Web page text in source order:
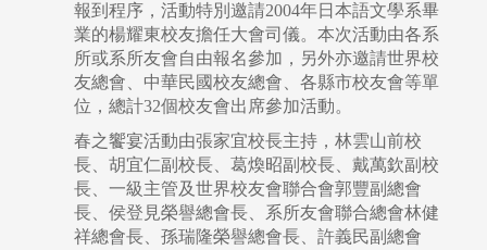
報到程序，活動特別邀請2004年日本語文學系畢
業的楊耀東校友擔任大會司儀。本次活動由各系
所或系所友會自由報名參加，另外亦邀請世界校
友總會、中華民國校友總會、各縣市校友會等單
位，總計32個校友會出席參加活動。
春之饗宴活動由張家宜校長主持，林雲山前校
長、胡宜仁副校長、葛煥昭副校長、戴萬欽副校
長、一級主管及世界校友會聯合會郭豐副總會
長、侯登見榮譽總會長、系所友會聯合總會林健
祥總會長、孫瑞隆榮譽總會長、許義民副總會